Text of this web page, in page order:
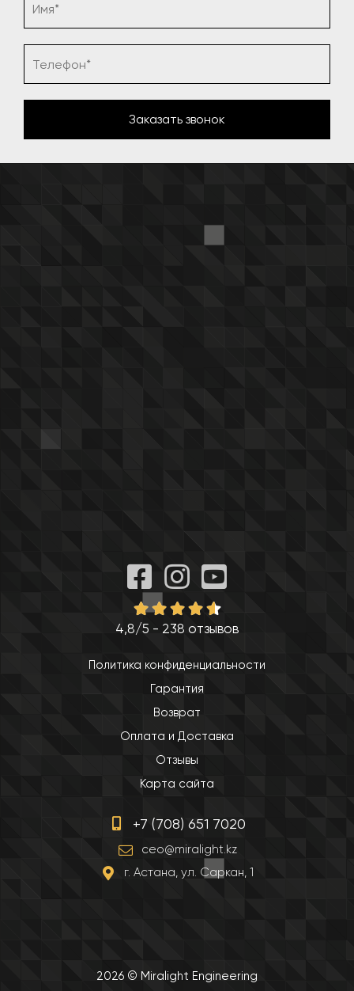
4,8/5 - 238 отзывов
Политика конфиденциальности
Гарантия
Возврат
Оплата и Доставка
Отзывы
Карта сайта
+7 (708) 651 7020
ceo@miralight.kz
г. Астана, ул. Саркан, 1
2026 © Miralight Engineering